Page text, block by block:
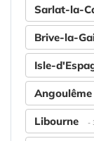
Sarlat-la-
Brive-la-
Isle-
Angoulême
Libourne -